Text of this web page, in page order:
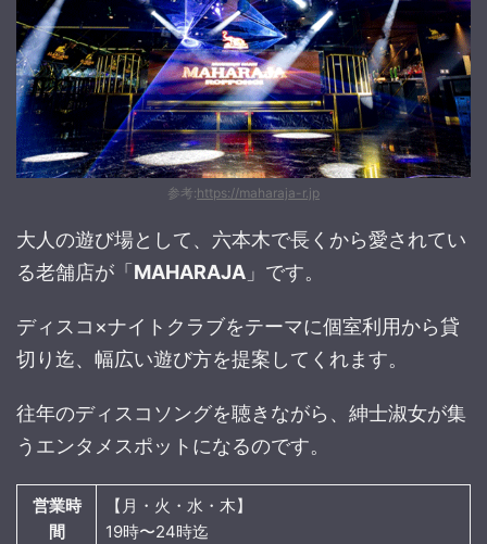
参考:https://maharaja-r.jp
大人の遊び場として、六本木で長くから愛されてい
る老舗店が「 MAHARAJA 」です。
ディスコ×ナイトクラブをテーマに個室利用から貸
切り迄、幅広い遊び方を提案してくれます。
往年のディスコソングを聴きながら、紳士淑女が集
うエンタメスポットになるのです。
営業時
間
【月・火・水・木】
19時〜24時迄